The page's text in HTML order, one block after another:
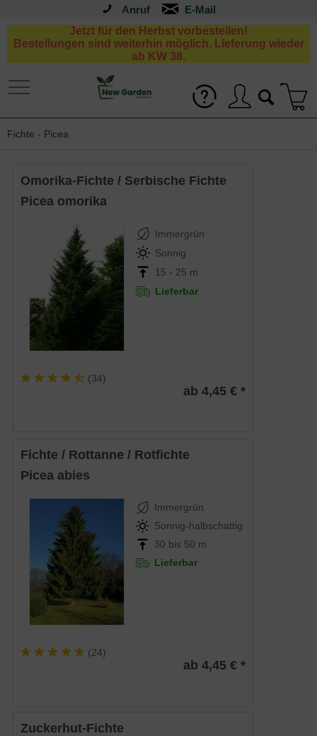
Anruf
Jetzt für den Herbst vorbestellen!
Bestellungen sind weiterhin möglich, Lieferung wieder
ab KW 38.
Fichte - Picea
Omorika-Fichte / Serbische Fichte
Picea omorika
Immergrün
Sonnig
15 - 25 m
Lieferbar
(34)
ab 4,45 € *
Fichte / Rottanne / Rotfichte
Picea abies
Immergrün
Sonnig-halbschattig
30 bis 50 m
Lieferbar
(24)
ab 4,45 € *
Zuckerhut-Fichte